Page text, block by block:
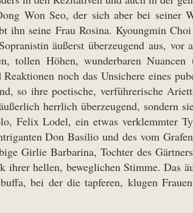
Won Seo, der sich aber bei seiner
seine Frau Rosina. Kyoungmin
äußerst überzeugend aus,
tollen Höhen, wunderbaren
noch das Unsichere eines
so ihre poetische, verführerische
herrlich überzeugend, sondern
Felix Lodel, ein etwas verklemmter
Don Basilio und des vom
Girlie Barbarina, Tochter des
hellen, beweglichen Stimme. Das
bei der die tapferen, klugen